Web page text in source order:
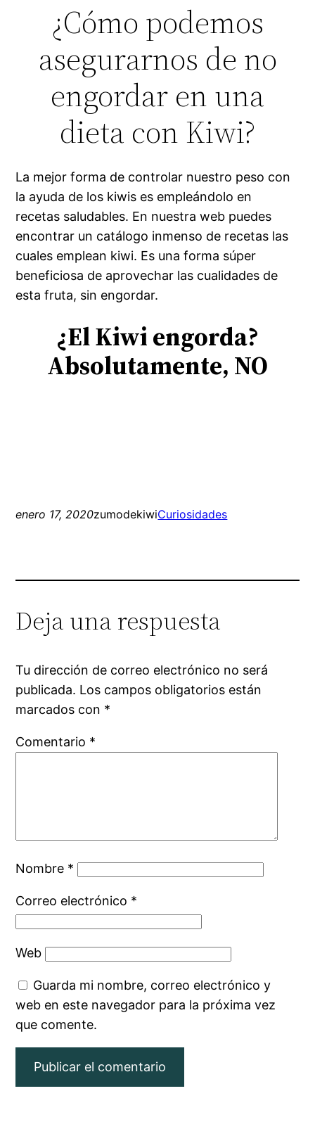
¿Cómo podemos
asegurarnos de no
engordar en una
dieta con Kiwi?
La mejor forma de controlar nuestro peso con
la ayuda de los kiwis es empleándolo en
recetas saludables. En nuestra web puedes
encontrar un catálogo inmenso de recetas las
cuales emplean kiwi. Es una forma súper
beneficiosa de aprovechar las cualidades de
esta fruta, sin engordar.
¿El Kiwi engorda?
Absolutamente, NO
enero 17, 2020zumodekiwiCuriosidades
Deja una respuesta
Tu dirección de correo electrónico no será
publicada. Los campos obligatorios están
marcados con *
Comentario *
Nombre *
Correo electrónico *
Web
Guarda mi nombre, correo electrónico y
web en este navegador para la próxima vez
que comente.